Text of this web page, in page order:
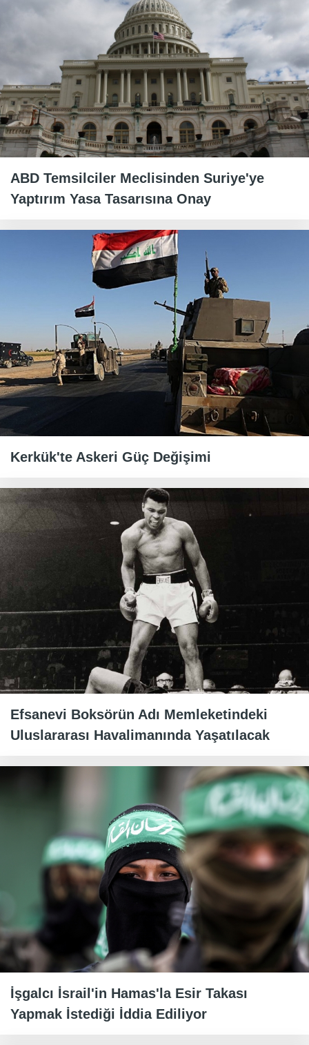
ABD Temsilciler Meclisinden Suriye'ye
Yaptırım Yasa Tasarısına Onay
Kerkük'te Askeri Güç Değişimi
Efsanevi Boksörün Adı Memleketindeki
Uluslararası Havalimanında Yaşatılacak
İşgalcı İsrail'in Hamas'la Esir Takası
Yapmak İstediği İddia Ediliyor